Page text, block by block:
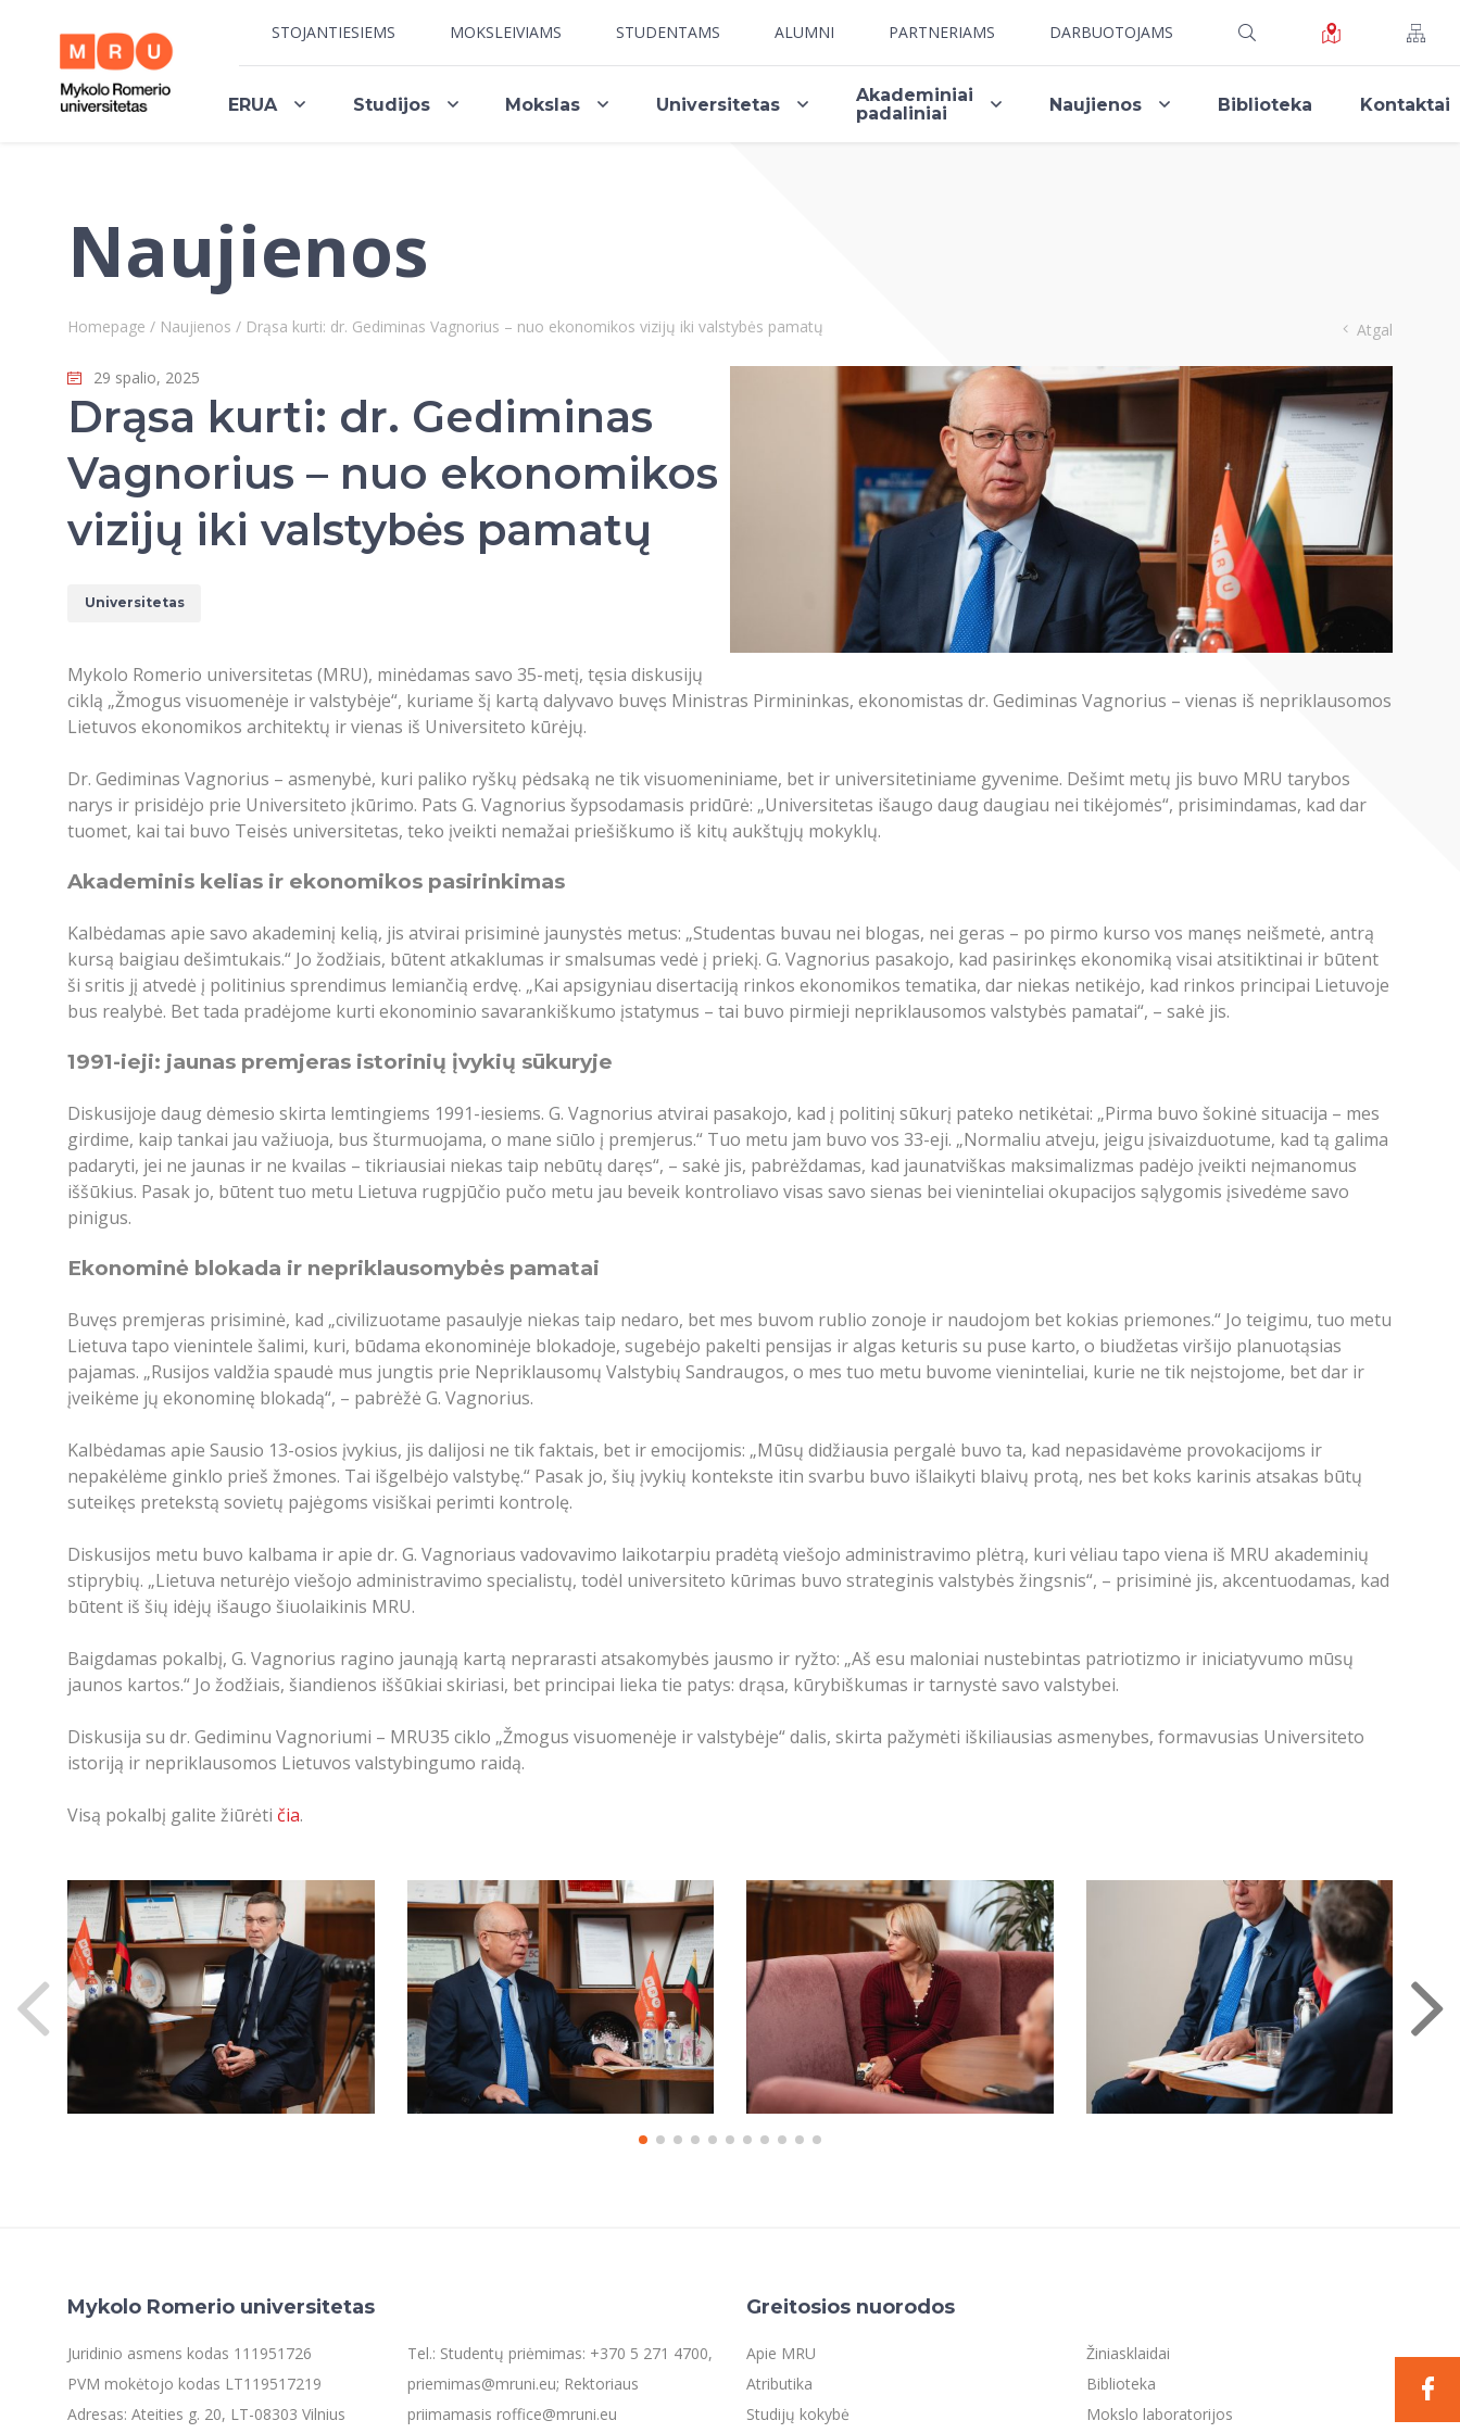
STOJANTIESIEMS MOKSLEIVIAMS STUDENTAMS ALUMNI PARTNERIAMS DARBUOTOJAMS
ERUA Studijos Mokslas Universitetas
Akademiniai
padaliniai
Naujienos Biblioteka Kontaktai
Naujienos
Homepage / Naujienos / Drąsa kurti: dr. Gediminas Vagnorius – nuo ekonomikos vizijų iki valstybės pamatų Atgal
29 spalio, 2025
Drąsa kurti: dr. Gediminas
Vagnorius – nuo ekonomikos
vizijų iki valstybės pamatų
Universitetas
Mykolo Romerio universitetas (MRU), minėdamas savo 35-metį, tęsia diskusijų
ciklą „Žmogus visuomenėje ir valstybėje“, kuriame šį kartą dalyvavo buvęs Ministras Pirmininkas, ekonomistas dr. Gediminas Vagnorius – vienas iš nepriklausomos
Lietuvos ekonomikos architektų ir vienas iš Universiteto kūrėjų.
Dr. Gediminas Vagnorius – asmenybė, kuri paliko ryškų pėdsaką ne tik visuomeniniame, bet ir universitetiniame gyvenime. Dešimt metų jis buvo MRU tarybos
narys ir prisidėjo prie Universiteto įkūrimo. Pats G. Vagnorius šypsodamasis pridūrė: „Universitetas išaugo daug daugiau nei tikėjomės“, prisimindamas, kad dar
tuomet, kai tai buvo Teisės universitetas, teko įveikti nemažai priešiškumo iš kitų aukštųjų mokyklų.
Akademinis kelias ir ekonomikos pasirinkimas
Kalbėdamas apie savo akademinį kelią, jis atvirai prisiminė jaunystės metus: „Studentas buvau nei blogas, nei geras – po pirmo kurso vos manęs neišmetė, antrą
kursą baigiau dešimtukais.“ Jo žodžiais, būtent atkaklumas ir smalsumas vedė į priekį. G. Vagnorius pasakojo, kad pasirinkęs ekonomiką visai atsitiktinai ir būtent
ši sritis jį atvedė į politinius sprendimus lemiančią erdvę. „Kai apsigyniau disertaciją rinkos ekonomikos tematika, dar niekas netikėjo, kad rinkos principai Lietuvoje
bus realybė. Bet tada pradėjome kurti ekonominio savarankiškumo įstatymus – tai buvo pirmieji nepriklausomos valstybės pamatai“, – sakė jis.
1991-ieji: jaunas premjeras istorinių įvykių sūkuryje
Diskusijoje daug dėmesio skirta lemtingiems 1991-iesiems. G. Vagnorius atvirai pasakojo, kad į politinį sūkurį pateko netikėtai: „Pirma buvo šokinė situacija – mes
girdime, kaip tankai jau važiuoja, bus šturmuojama, o mane siūlo į premjerus.“ Tuo metu jam buvo vos 33-eji. „Normaliu atveju, jeigu įsivaizduotume, kad tą galima
padaryti, jei ne jaunas ir ne kvailas – tikriausiai niekas taip nebūtų daręs“, – sakė jis, pabrėždamas, kad jaunatviškas maksimalizmas padėjo įveikti neįmanomus
iššūkius. Pasak jo, būtent tuo metu Lietuva rugpjūčio pučo metu jau beveik kontroliavo visas savo sienas bei vieninteliai okupacijos sąlygomis įsivedėme savo
pinigus.
Ekonominė blokada ir nepriklausomybės pamatai
Buvęs premjeras prisiminė, kad „civilizuotame pasaulyje niekas taip nedaro, bet mes buvom rublio zonoje ir naudojom bet kokias priemones.“ Jo teigimu, tuo metu
Lietuva tapo vienintele šalimi, kuri, būdama ekonominėje blokadoje, sugebėjo pakelti pensijas ir algas keturis su puse karto, o biudžetas viršijo planuotąsias
pajamas. „Rusijos valdžia spaudė mus jungtis prie Nepriklausomų Valstybių Sandraugos, o mes tuo metu buvome vieninteliai, kurie ne tik neįstojome, bet dar ir
įveikėme jų ekonominę blokadą“, – pabrėžė G. Vagnorius.
Kalbėdamas apie Sausio 13-osios įvykius, jis dalijosi ne tik faktais, bet ir emocijomis: „Mūsų didžiausia pergalė buvo ta, kad nepasidavėme provokacijoms ir
nepakėlėme ginklo prieš žmones. Tai išgelbėjo valstybę.“ Pasak jo, šių įvykių kontekste itin svarbu buvo išlaikyti blaivų protą, nes bet koks karinis atsakas būtų
suteikęs pretekstą sovietų pajėgoms visiškai perimti kontrolę.
Diskusijos metu buvo kalbama ir apie dr. G. Vagnoriaus vadovavimo laikotarpiu pradėtą viešojo administravimo plėtrą, kuri vėliau tapo viena iš MRU akademinių
stiprybių. „Lietuva neturėjo viešojo administravimo specialistų, todėl universiteto kūrimas buvo strateginis valstybės žingsnis“, – prisiminė jis, akcentuodamas, kad
būtent iš šių idėjų išaugo šiuolaikinis MRU.
Baigdamas pokalbį, G. Vagnorius ragino jaunąją kartą neprarasti atsakomybės jausmo ir ryžto: „Aš esu maloniai nustebintas patriotizmo ir iniciatyvumo mūsų
jaunos kartos.“ Jo žodžiais, šiandienos iššūkiai skiriasi, bet principai lieka tie patys: drąsa, kūrybiškumas ir tarnystė savo valstybei.
Diskusija su dr. Gediminu Vagnoriumi – MRU35 ciklo „Žmogus visuomenėje ir valstybėje“ dalis, skirta pažymėti iškiliausias asmenybes, formavusias Universiteto
istoriją ir nepriklausomos Lietuvos valstybingumo raidą.
Visą pokalbį galite žiūrėti čia.
Mykolo Romerio universitetas
Juridinio asmens kodas 111951726
PVM mokėtojo kodas LT119517219
Adresas: Ateities g. 20, LT-08303 Vilnius
Tel.: Studentų priėmimas: +370 5 271 4700,
priemimas@mruni.eu; Rektoriaus
priimamasis roffice@mruni.eu
Greitosios nuorodos
Apie MRU
Atributika
Studijų kokybė
Žiniasklaidai
Biblioteka
Mokslo laboratorijos